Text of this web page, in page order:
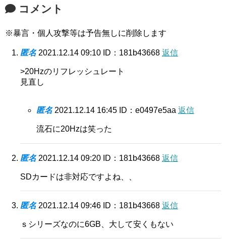
コメント
※暴言・個人攻撃等は予告無しに削除します
匿名 2021.12.14 09:10 ID：181b43668 返信
>20Hzのリフレッシュレート
見直し
匿名 2021.12.14 16:45 ID：e0497e5aa 返信
流石に20Hzは笑った
匿名 2021.12.14 09:20 ID：181b43668 返信
SDカードは非対応ですよね、、
匿名 2021.12.14 09:46 ID：181b43668 返信
ｓシリーズなのに6GB、大して安くもない